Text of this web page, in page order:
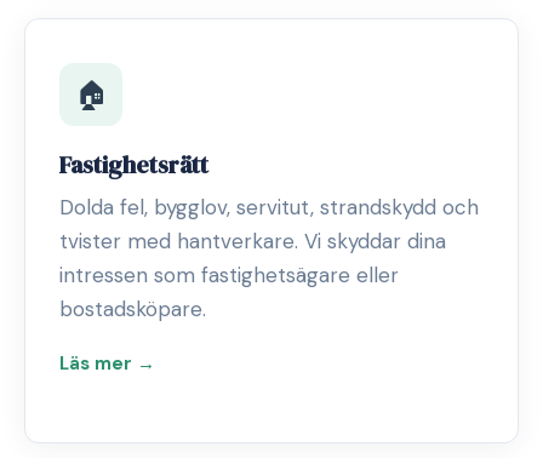
🏠
Fastighetsrätt
Dolda fel, bygglov, servitut, strandskydd och
tvister med hantverkare. Vi skyddar dina
intressen som fastighetsägare eller
bostadsköpare.
Läs mer →